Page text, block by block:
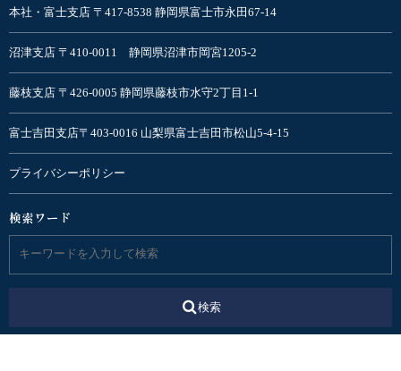
本社・富士支店 〒417-8538 静岡県富士市永田67-14
沼津支店 〒410-0011 静岡県沼津市岡宮1205-2
藤枝支店 〒426-0005 静岡県藤枝市水守2丁目1-1
富士吉田支店〒403-0016 山梨県富士吉田市松山5-4-15
プライバシーポリシー
検索ワード
検索